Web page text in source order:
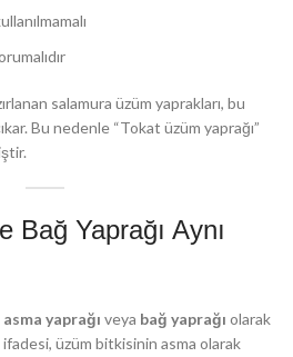
salamura üzüm yaprakları, bu
Bu nedenle “Tokat üzüm yaprağı”
Bağ Yaprağı Aynı
asma yaprağı veya bağ yaprağı olarak
ifadesi, üzüm bitkisinin asma olarak